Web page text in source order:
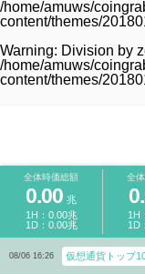
/home/amuws/
content/themes/
Warning: Division by
/home/amuws/
content/themes/
全体時価総額 全
0.00 兆
1H：0.00兆
1D：0.00兆
1H
1D
08/06 16:26 仮想通貨トップ